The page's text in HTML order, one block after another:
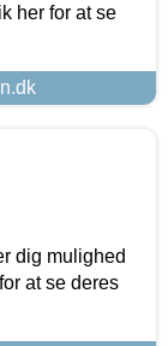
her for at se
dig mulighed
at se deres